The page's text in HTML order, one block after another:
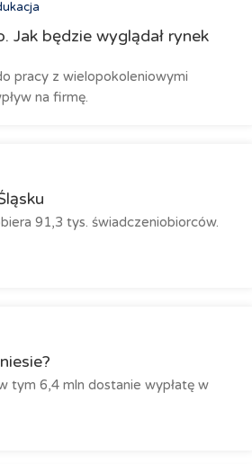
Jak będzie wyglądał rynek
pracy z wielopokoleniowymi
na firmę.
91,3 tys. świadczeniobiorców.
tym 6,4 mln dostanie wypłatę w